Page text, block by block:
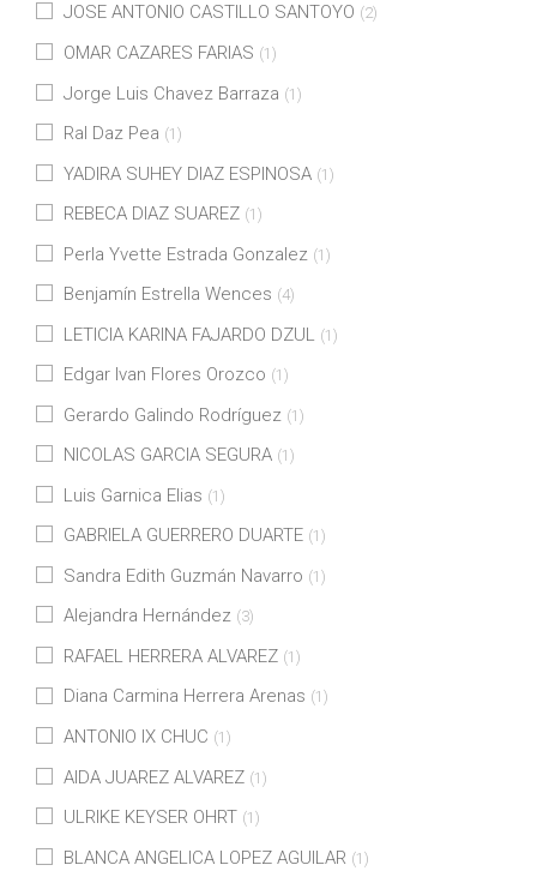
JOSE ANTONIO CASTILLO SANTOYO (2)
OMAR CAZARES FARIAS (1)
Jorge Luis Chavez Barraza (1)
Ral Daz Pea (1)
YADIRA SUHEY DIAZ ESPINOSA (1)
REBECA DIAZ SUAREZ (1)
Perla Yvette Estrada Gonzalez (1)
Benjamín Estrella Wences (4)
LETICIA KARINA FAJARDO DZUL (1)
Edgar Ivan Flores Orozco (1)
Gerardo Galindo Rodríguez (1)
NICOLAS GARCIA SEGURA (1)
Luis Garnica Elias (1)
GABRIELA GUERRERO DUARTE (1)
Sandra Edith Guzmán Navarro (1)
Alejandra Hernández (3)
RAFAEL HERRERA ALVAREZ (1)
Diana Carmina Herrera Arenas (1)
ANTONIO IX CHUC (1)
AIDA JUAREZ ALVAREZ (1)
ULRIKE KEYSER OHRT (1)
BLANCA ANGELICA LOPEZ AGUILAR (1)